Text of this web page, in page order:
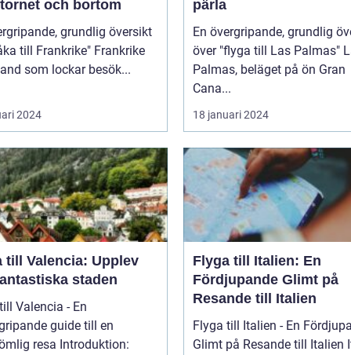
och bortom
grundlig översikt
till Frankrike" Frankrike
som lockar besök...
2024
pärla
En övergripande, grundlig
över "flyga till Las Palmas" Las
Palmas, beläget på ön Gran
Cana...
18 januari 2024
till Valencia: Upplev
staden
Valencia - En
guide till en
Introduktion:
Flyga till Italien: En
Fördjupande Glimt på
Resande till Italien
Flyga till Italien - En
Glimt på Resande till Italien Italien